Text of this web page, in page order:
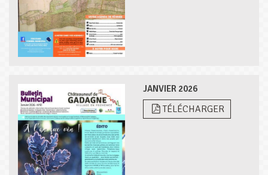
JANVIER 2026
TÉLÉCHARGER